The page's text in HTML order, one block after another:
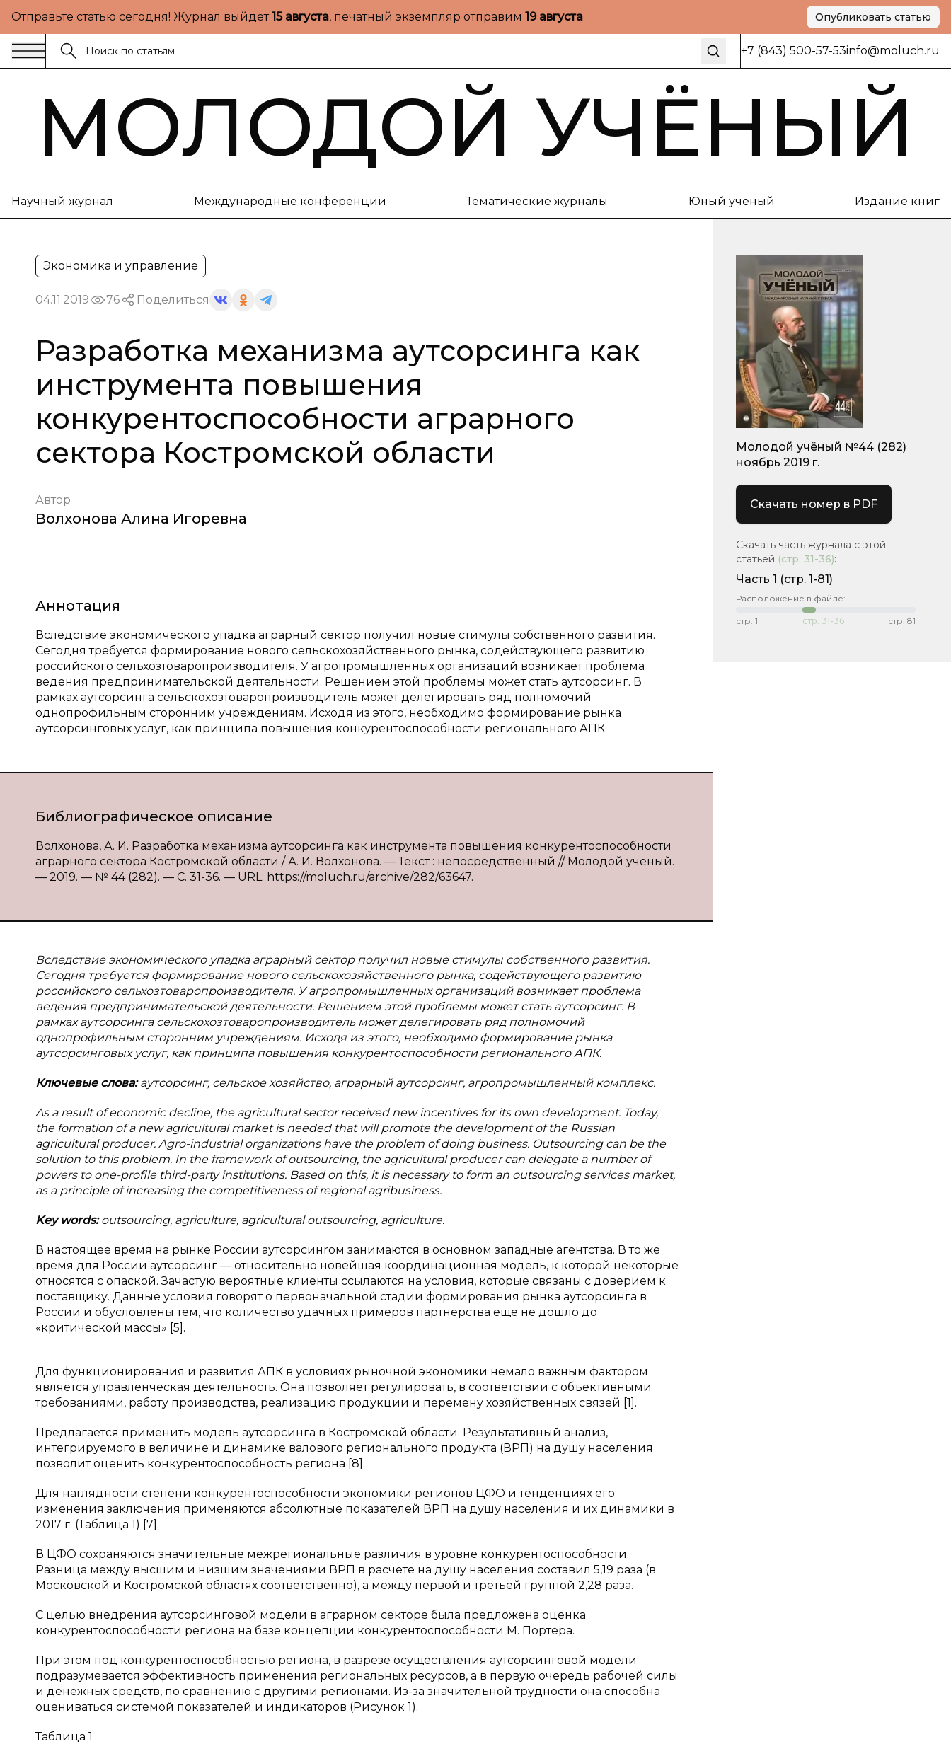
Отправьте статью сегодня! Журнал выйдет15 августа, печатный экземпляр отправим 19 августа Опубликовать статью
+7 (843) 500-57-53info@moluch.ru
МОЛОДОЙ УЧЁНЫЙ
Научный журнал Международные конференции Тематические журналы Юный ученый Издание книг
Экономика и управление
04.11.2019 76 Поделиться
Разработка механизма аутсорсинга как
инструмента повышения
конкурентоспособности аграрного
сектора Костромской области
Автор
Волхонова Алина Игоревна
Аннотация
Вследствие экономического упадка аграрный сектор получил новые стимулы собственного развития.
Сегодня требуется формирование нового сельскохозяйственного рынка, содействующего развитию
российского сельхозтоваропроизводителя. У агропромышленных организаций возникает проблема
ведения предпринимательской деятельности. Решением этой проблемы может стать аутсорсинг. В
рамках аутсорсинга сельскохозтоваропроизводитель может делегировать ряд полномочий
однопрофильным сторонним учреждениям. Исходя из этого, необходимо формирование рынка
аутсорсинговых услуг, как принципа повышения конкурентоспособности регионального АПК.
Библиографическое описание
Волхонова, А. И. Разработка механизма аутсорсинга как инструмента повышения конкурентоспособности
аграрного сектора Костромской области / А. И. Волхонова. — Текст : непосредственный // Молодой ученый.
— 2019. — № 44 (282). — С. 31-36. — URL: https://moluch.ru/archive/282/63647.
Вследствие экономического упадка аграрный сектор получил новые стимулы собственного развития.
Сегодня требуется формирование нового сельскохозяйственного рынка, содействующего развитию
российского сельхозтоваропроизводителя. У агропромышленных организаций возникает проблема
ведения предпринимательской деятельности. Решением этой проблемы может стать аутсорсинг. В
рамках аутсорсинга сельскохозтоваропроизводитель может делегировать ряд полномочий
однопрофильным сторонним учреждениям. Исходя из этого, необходимо формирование рынка
аутсорсинговых услуг, как принципа повышения конкурентоспособности регионального АПК.
Ключевые слова:аутсорсинг, сельское хозяйство, аграрный аутсорсинг, агропромышленный комплекс.
As a result of economic decline, the agricultural sector received new incentives for its own development. Today,
the formation of a new agricultural market is needed that will promote the development of the Russian
agricultural producer. Agro-industrial organizations have the problem of doing business. Outsourcing can be the
solution to this problem. In the framework of outsourcing, the agricultural producer can delegate a number of
powers to one-profile third-party institutions. Based on this, it is necessary to form an outsourcing services market,
as a principle of increasing the competitiveness of regional agribusiness.
Key words:outsourcing, agriculture, agricultural outsourcing, agriculture.
В настоящее время на рынке России аутсорсинrом занимаются в основном западные агентства. В то же
время для России аутсорсинг — относительно новейшая координационная модель, к которой некоторые
относятся с опаской. Зачастую вероятные клиенты ссылаются на условия, которые связаны с доверием к
поставщику. Данные условия говорят о первоначальной стадии формирования рынка аутсорсинга в
России и обусловлены тем, что количество удачных примеров партнерства еще не дошло до
«критической массы» [5].
Для функционирования и развития АПК в условиях рыночной экономики немало важным фактором
является управленческая деятельность. Она позволяет регулировать, в соответствии с объективными
требованиями, работу производства, реализацию продукции и перемену хозяйственных связей [1].
Предлагается применить модель аутсорсинга в Костромской области. Результативный анализ,
интегрируемого в величине и динамике валового регионального продукта (ВРП) на душу населения
позволит оценить конкурентоспособность региона [8].
Для наглядности степени конкурентоспособности экономики регионов ЦФО и тенденциях его
изменения заключения применяются абсолютные показателей ВРП на душу населения и их динамики в
2017 г. (Таблица 1) [7].
В ЦФО сохраняются значительные межрегиональные различия в уровне конкурентоспособности.
Разница между высшим и низшим значениями ВРП в расчете на душу населения составил 5,19 раза (в
Московской и Костромской областях соответственно), а между первой и третьей группой 2,28 раза.
С целью внедрения аутсорсинговой модели в аграрном секторе была предложена оценка
конкурентоспособности региона на базе концепции конкурентоспособности М. Портера.
При этом под конкурентоспособностью региона, в разрезе осуществления аутсорсинговой модели
подразумевается эффективность применения региональных ресурсов, а в первую очередь рабочей силы
и денежных средств, по сравнению с другими регионами. Из-за значительной трудности она способна
оцениваться системой показателей и индикаторов (Рисунок 1).
Таблица 1
Молодой учёный №44 (282)
ноябрь 2019 г.
Скачать номер в PDF
Скачать часть журнала с этой
статьей (стр. 31-36):
Часть 1 (стр. 1-81)
Расположение в файле:
стр. 1 стр. 31-36 стр. 81